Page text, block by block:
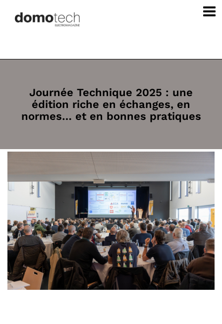
Journée Technique 2025 : une
édition riche en échanges, en
normes… et en bonnes pratiques